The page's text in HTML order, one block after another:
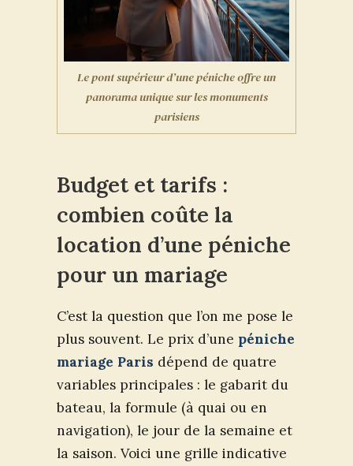
Le pont supérieur d’une péniche offre un
panorama unique sur les monuments
parisiens
Budget et tarifs :
combien coûte la
location d’une péniche
pour un mariage
C’est la question que l’on me pose le
plus souvent. Le prix d’une péniche
mariage Paris dépend de quatre
variables principales : le gabarit du
bateau, la formule (à quai ou en
navigation), le jour de la semaine et
la saison. Voici une grille indicative